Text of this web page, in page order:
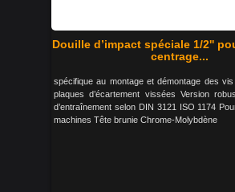
Douille d’impact spéciale 1/2''
centrage...
spécifique au montage et démontage des
plaques d’écartement vissées Version
d’entraînement selon DIN 3121 ISO 1174
machines Tête brunie Chrome-Molybdène